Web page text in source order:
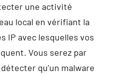
une activité
local en vérifiant la
IP avec lesquelles vos
Vous serez par
qu’un malware